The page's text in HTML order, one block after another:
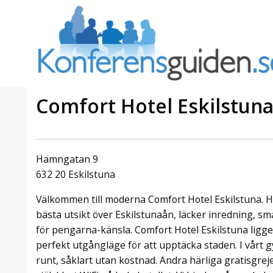
Comfort Hotel Eskilstuna
Hamngatan 9
632 20 Eskilstuna
Välkommen till moderna Comfort Hotel Eskilstuna.
bästa utsikt över Eskilstunaån, läcker inredning,
för pengarna-känsla. Comfort Hotel Eskilstuna
perfekt utgångläge för att upptäcka staden. I vårt
runt, såklart utan kostnad. Andra härliga
av att
här är
Stockholm Hotel
Julerbjudande
2026 hos oss. Mellan den 23
november och 19 december
förvandlar vi våra lokaler till en
hantverk, tradi ...